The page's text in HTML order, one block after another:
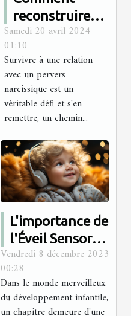
reconstruire
son estime de
soi après avoir
été victime
d'un pervers
narcissique
Samedi 20 avril 2024
01:10
Survivre à une relation
avec un pervers
narcissique est un
véritable défi et s'en
remettre, un chemin...
L'importance de
l'Éveil Sensoriel
dans le
Développement
des Nourrissons
Vendredi 8 décembre 2023
00:28
Dans le monde merveilleux
du développement infantile,
un chapitre demeure d'une